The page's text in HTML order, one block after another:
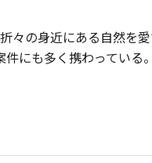
々の身近にある自然を
にも多く携わっている